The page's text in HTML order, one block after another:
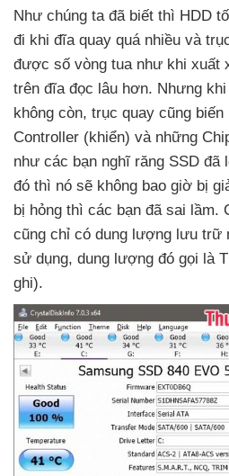
Như chúng ta đã biết thì HDD
đi khi đĩa quay quá nhiều và
được số vòng tua như khi xuất
trên đĩa đọc lâu hơn. Nhưng
không còn, trục quay cũng biến
Controller (khiển) và những
như các bạn nghĩ răng SSD đã
đó thì nó sẽ không bao giờ bị
bị hỏng thì các bạn đã sai lầm.
cũng chỉ có dung lượng lưu trữ
sử dụng, dung lượng đó gọi là
ghi).